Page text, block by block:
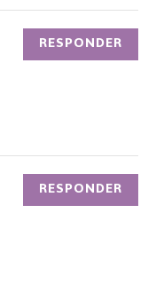
RESPONDER
RESPONDER